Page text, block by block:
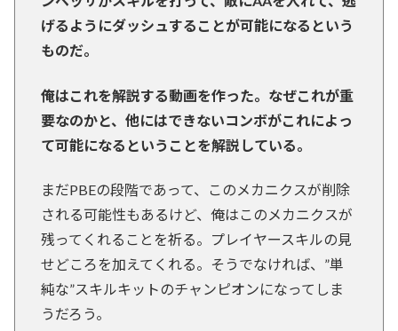
げるようにダッシュすることが可能になるという
ものだ。
俺はこれを解説する動画を作った。なぜこれが重
要なのかと、他にはできないコンボがこれによっ
て可能になるということを解説している。
まだPBEの段階であって、このメカニクスが削除
される可能性もあるけど、俺はこのメカニクスが
残ってくれることを祈る。プレイヤースキルの見
せどころを加えてくれる。そうでなければ、”単
純な”スキルキットのチャンピオンになってしま
うだろう。